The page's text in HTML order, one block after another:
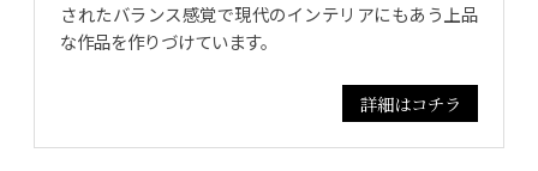
されたバランス感覚で現代のインテリアにもあう上品
な作品を作りづけています。
詳細はコチラ